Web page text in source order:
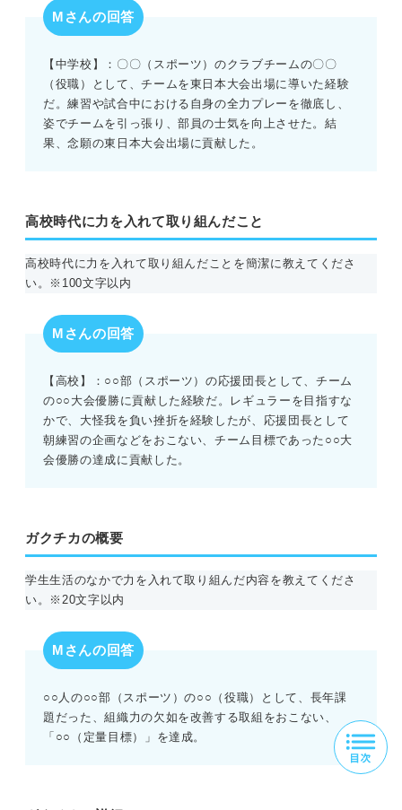
Mさんの回答
【中学校】：〇〇（スポーツ）のクラブチームの〇〇
（役職）として、チームを東日本大会出場に導いた経験
だ。練習や試合中における自身の全力プレーを徹底し、
姿でチームを引っ張り、部員の士気を向上させた。結
果、念願の東日本大会出場に貢献した。
高校時代に力を入れて取り組んだこと
高校時代に力を入れて取り組んだことを簡潔に教えてくださ
い。※100文字以内
Mさんの回答
【高校】：○○部（スポーツ）の応援団長として、チーム
の○○大会優勝に貢献した経験だ。レギュラーを目指すな
かで、大怪我を負い挫折を経験したが、応援団長として
朝練習の企画などをおこない、チーム目標であった○○大
会優勝の達成に貢献した。
ガクチカの概要
学生生活のなかで力を入れて取り組んだ内容を教えてくださ
い。※20文字以内
Mさんの回答
○○人の○○部（スポーツ）の○○（役職）として、長年課
題だった、組織力の欠如を改善する取組をおこない、
「○○（定量目標）」を達成。